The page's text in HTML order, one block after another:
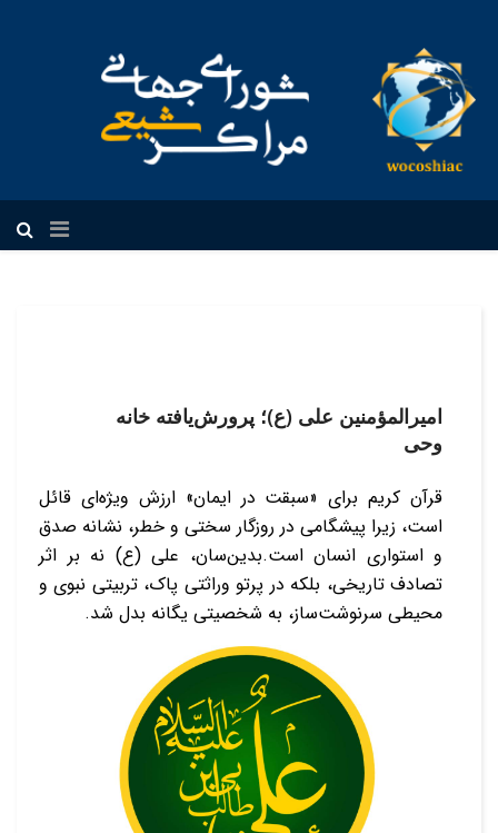
امیرالمؤمنین علی (ع)؛ پرورش‌یافته خانه
وحی
قرآن کریم برای «سبقت در ایمان» ارزش ویژه‌ای قائل
است، زیرا پیشگامی در روزگار سختی و خطر، نشانه صدق
و استواری انسان است.بدین‌سان، علی (ع) نه بر اثر
تصادف تاریخی، بلکه در پرتو وراثتی پاک، تربیتی نبوی و
محیطی سرنوشت‌ساز، به شخصیتی یگانه بدل شد.